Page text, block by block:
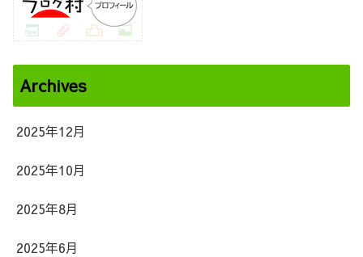
Archives
2025年12月
2025年10月
2025年8月
2025年6月